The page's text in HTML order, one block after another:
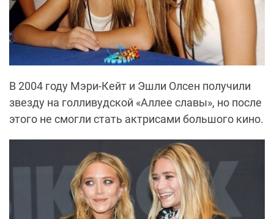
В 2004 году Мэри-Кейт и Эшли Олсен получили
звезду на голливудской «Аллее славы», но после
этого не смогли стать актрисами большого кино.